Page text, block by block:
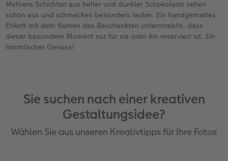
Mehrere Schichten aus heller und dunkler Schokolade sehen
schön aus und schmecken besonders lecker. Ein handgemaltes
Etikett mit dem Namen des Beschenkten unterstreicht, dass
dieser besondere Moment nur für sie oder ihn reserviert ist. Ein
himmlischer Genuss!
Sie suchen nach einer kreativen
Gestaltungsidee?
Wählen Sie aus unseren Kreativtipps für Ihre Fotos